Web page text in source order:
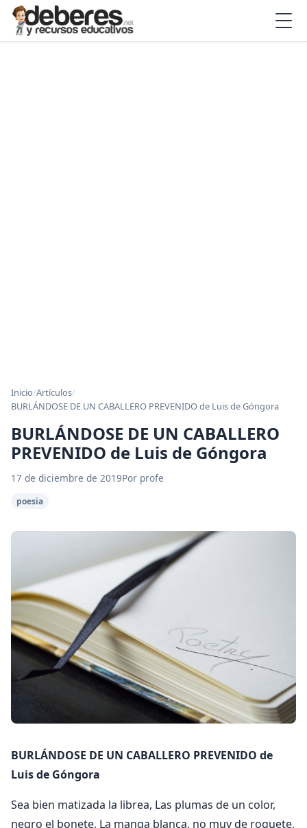
Inicio/Artículos/
BURLÁNDOSE DE UN CABALLERO PREVENIDO de Luis de Góngora
BURLÁNDOSE DE UN CABALLERO
PREVENIDO de Luis de Góngora
17 de diciembre de 2019Por profe
poesia
BURLÁNDOSE DE UN CABALLERO PREVENIDO de
Luis de Góngora
Sea bien matizada la librea, Las plumas de un color,
negro el bonete, La manga blanca, no muy de roquete,